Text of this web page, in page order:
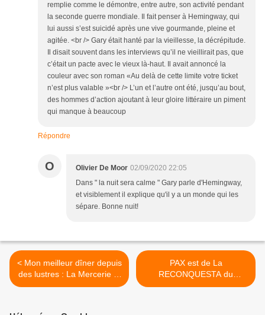
remplie comme le démontre, entre autre, son activité pendant
la seconde guerre mondiale. Il fait penser à Hemingway, qui
lui aussi s’est suicidé après une vive gourmande, pleine et
agitée. <br /> Gary était hanté par la vieillesse, la décrépitude.
Il disait souvent dans les interviews qu’il ne vieillirait pas, que
c’était un pacte avec le vieux là-haut. Il avait annoncé la
couleur avec son roman «Au delà de cette limite votre ticket
n’est plus valable »<br /> L’un et l’autre ont été, jusqu’au bout,
des hommes d’action ajoutant à leur gloire littéraire un piment
qui manque à beaucoup
Répondre
O Olivier De Moor 02/09/2020 22:05
Dans " la nuit sera calme " Gary parle d'Hemingway,
et visiblement il explique qu'il y a un monde qui les
sépare. Bonne nuit!
< Mon meilleur dîner depuis
des lustres : La Mercerie 9,
cours Saint-Louis, Marseille
PAX est de La
RECONQUESTA du
vignoble de